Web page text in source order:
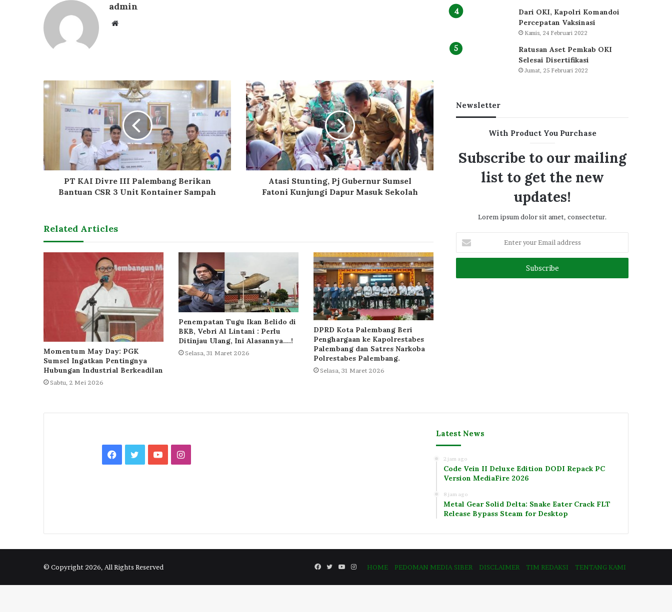
admin
Website
PT KAI Divre III Palembang Berikan
Bantuan CSR 3 Unit Kontainer Sampah
Atasi Stunting, Pj Gubernur Sumsel
Fatoni Kunjungi Dapur Masuk Sekolah
Related Articles
Momentum May Day: PGK
Sumsel Ingatkan Pentingnya
Hubungan Industrial Berkeadilan
Sabtu, 2 Mei 2026
Penempatan Tugu Ikan Belido di
BKB, Vebri Al Lintani : Perlu
Ditinjau Ulang, Ini Alasannya….!
Selasa, 31 Maret 2026
DPRD Kota Palembang Beri
Penghargaan ke Kapolrestabes
Palembang dan Satres Narkoba
Polrestabes Palembang.
Selasa, 31 Maret 2026
Dari OKI, Kapolri Komandoi
Percepatan Vaksinasi
Kamis, 24 Februari 2022
Ratusan Aset Pemkab OKI
Selesai Disertifikasi
Jumat, 25 Februari 2022
Newsletter
With Product You Purchase
Subscribe to our mailing
list to get the new
updates!
Lorem ipsum dolor sit amet, consectetur.
your
Email
Facebook
TwitterYouTubeInstagram
Latest News
2 jam ago
Code Vein II Deluxe Edition DODI Repack PC
Version MediaFire 2026
8 jam ago
Metal Gear Solid Delta: Snake Eater Crack FLT
Release Bypass Steam for Desktop
© Copyright 2026, All Rights Reserved HOME PEDOMAN MEDIA SIBER DISCLAIMER TIM REDAKSI TENTANG KAMI
Facebook
TwitterYouTube
Instagram